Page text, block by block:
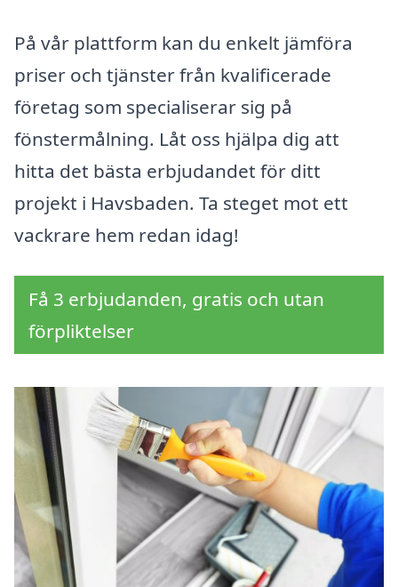
På vår plattform kan du enkelt jämföra
priser och tjänster från kvalificerade
företag som specialiserar sig på
fönstermålning. Låt oss hjälpa dig att
hitta det bästa erbjudandet för ditt
projekt i Havsbaden. Ta steget mot ett
vackrare hem redan idag!
Få 3 erbjudanden, gratis och utan
förpliktelser